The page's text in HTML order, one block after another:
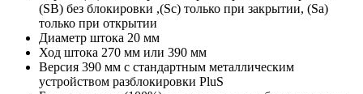
(SB) без блокировки ,(Sc) только при закрытии, (Sa)
только при открытии
Диаметр штока 20 мм
Ход штока 270 мм или 390 мм
Версия 390 мм с стандартным металлическим
устройством разблокировки PluS